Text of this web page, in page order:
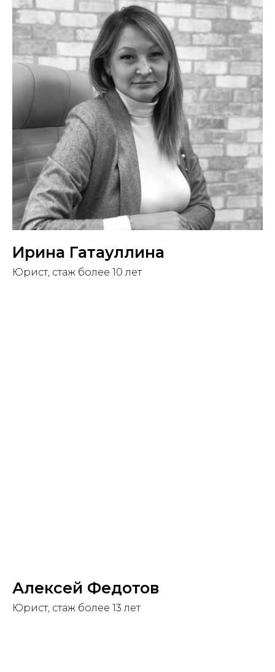
Ирина Гатауллина
Юрист, стаж более 10 лет
Алексей Федотов
Юрист, стаж более 13 лет